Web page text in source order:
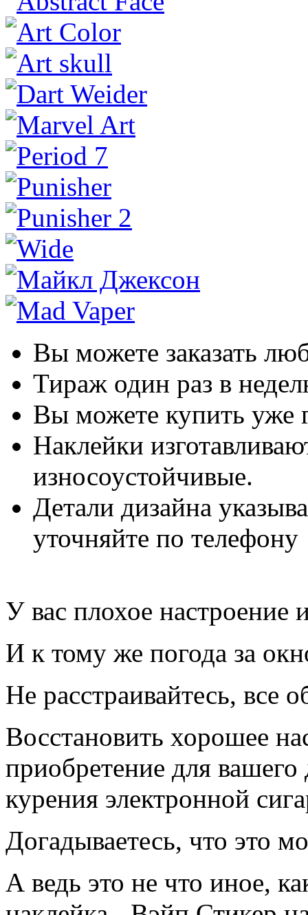
Вы можете заказать
Тираж один раз в
Вы можете купить уже
Наклейки
износоустойчивые.
Детали дизайна
уточняйте по телефону
У вас плохое настроение
И к тому же погода за
Не расстраивайтесь, все
Восстановить хорошее
приобретение для вашего
курения электронной
Догадываетесь, что это
А ведь это не что иное,